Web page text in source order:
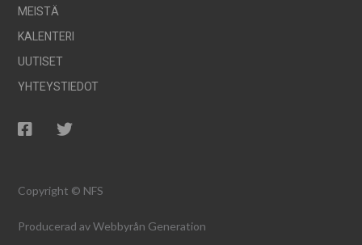
MEISTÄ
KALENTERI
UUTISET
YHTEYSTIEDOT
Copyright © NFS
Producerad avWebbyrån Generation